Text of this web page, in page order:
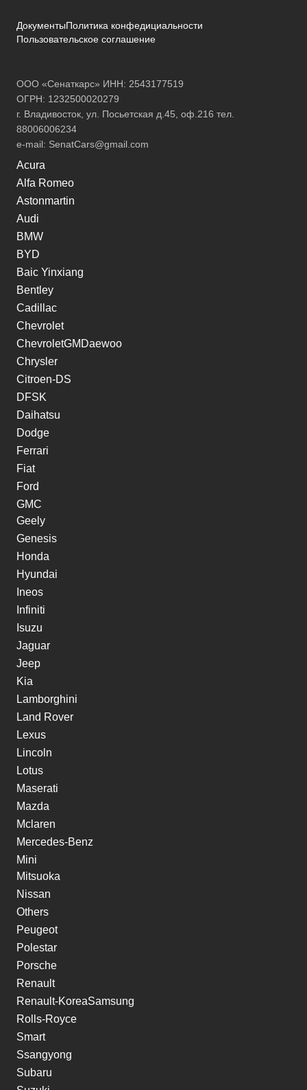
ДокументыПолитика конфедициальности
Пользовательское соглашение
ООО «Сенаткарс» ИНН: 2543177519
ОГРН: 1232500020279
г. Владивосток, ул. Посьетская д.45, оф.216 тел.
88006006234
e-mail: SenatCars@gmail.com
Acura
Alfa Romeo
Astonmartin
Audi
BMW
BYD
Baic Yinxiang
Bentley
Cadillac
Chevrolet
ChevroletGMDaewoo
Chrysler
Citroen-DS
DFSK
Daihatsu
Dodge
Ferrari
Fiat
Ford
GMC
Geely
Genesis
Honda
Hyundai
Ineos
Infiniti
Isuzu
Jaguar
Jeep
Kia
Lamborghini
Land Rover
Lexus
Lincoln
Lotus
Maserati
Mazda
Mclaren
Mercedes-Benz
Mini
Mitsuoka
Nissan
Others
Peugeot
Polestar
Porsche
Renault
Renault-KoreaSamsung
Rolls-Royce
Smart
Ssangyong
Subaru